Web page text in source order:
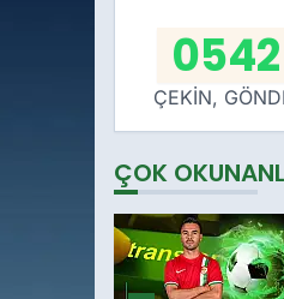
0542
ÇEKİN,
ÇOK